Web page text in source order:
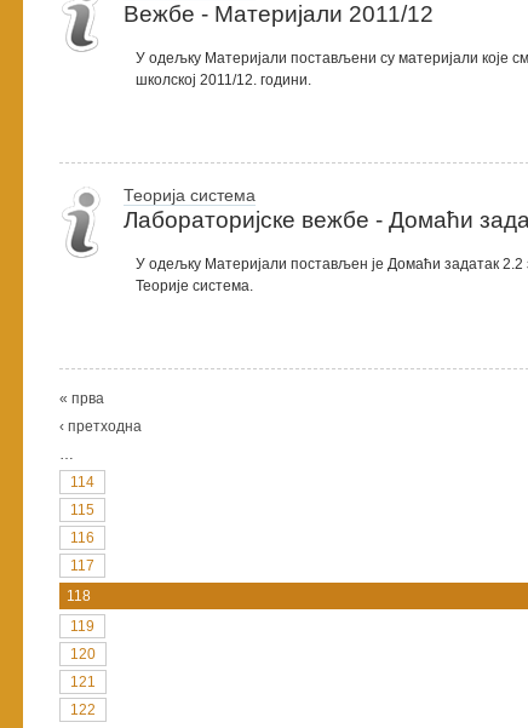
Вежбе - Материјали 2011/12
У одељку Материјали постављени су материјали које
школској 2011/12. години.
Теорија система
Лабораторијске вежбе - Домаћи
У одељку Материјали постављен је Домаћи задатак 2.2
Теорије система.
« прва
‹ претходна
…
114
115
116
117
118
119
120
121
122